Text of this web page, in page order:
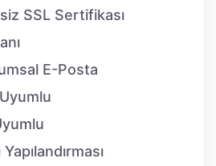
SSL Sertifikası
E-Posta